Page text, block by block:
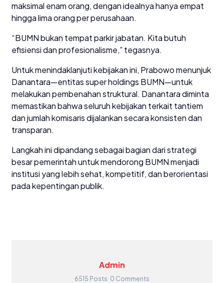
maksimal enam orang, dengan idealnya hanya empat
hingga lima orang per perusahaan.
“BUMN bukan tempat parkir jabatan. Kita butuh
efisiensi dan profesionalisme,” tegasnya.
Untuk menindaklanjuti kebijakan ini, Prabowo menunjuk
Danantara—entitas super holdings BUMN—untuk
melakukan pembenahan struktural. Danantara diminta
memastikan bahwa seluruh kebijakan terkait tantiem
dan jumlah komisaris dijalankan secara konsisten dan
transparan.
Langkah ini dipandang sebagai bagian dari strategi
besar pemerintah untuk mendorong BUMN menjadi
institusi yang lebih sehat, kompetitif, dan berorientasi
pada kepentingan publik.
Admin
6515 Posts 0 Comments